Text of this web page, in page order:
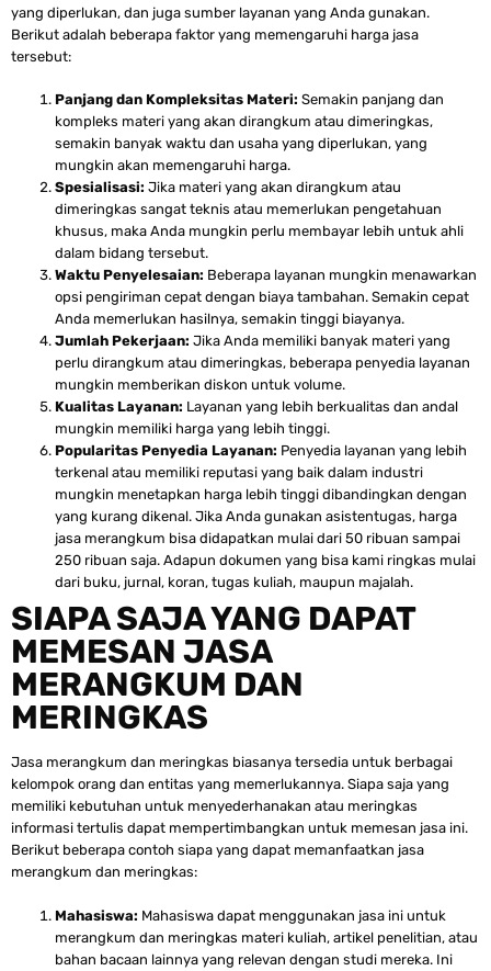
yang diperlukan, dan juga sumber layanan yang Anda gunakan.
Berikut adalah beberapa faktor yang memengaruhi harga jasa
tersebut:
Panjang dan Kompleksitas Materi: Semakin panjang dan
kompleks materi yang akan dirangkum atau dimeringkas,
semakin banyak waktu dan usaha yang diperlukan, yang
mungkin akan memengaruhi harga.
Spesialisasi: Jika materi yang akan dirangkum atau
dimeringkas sangat teknis atau memerlukan pengetahuan
khusus, maka Anda mungkin perlu membayar lebih untuk ahli
dalam bidang tersebut.
Waktu Penyelesaian: Beberapa layanan mungkin menawarkan
opsi pengiriman cepat dengan biaya tambahan. Semakin cepat
Anda memerlukan hasilnya, semakin tinggi biayanya.
Jumlah Pekerjaan: Jika Anda memiliki banyak materi yang
perlu dirangkum atau dimeringkas, beberapa penyedia layanan
mungkin memberikan diskon untuk volume.
Kualitas Layanan: Layanan yang lebih berkualitas dan andal
mungkin memiliki harga yang lebih tinggi.
Popularitas Penyedia Layanan: Penyedia layanan yang lebih
terkenal atau memiliki reputasi yang baik dalam industri
mungkin menetapkan harga lebih tinggi dibandingkan dengan
yang kurang dikenal. Jika Anda gunakan asistentugas, harga
jasa merangkum bisa didapatkan mulai dari 50 ribuan sampai
250 ribuan saja. Adapun dokumen yang bisa kami ringkas mulai
dari buku, jurnal, koran, tugas kuliah, maupun majalah.
SIAPA SAJA YANG DAPAT
MEMESAN JASA
MERANGKUM DAN
MERINGKAS
Jasa merangkum dan meringkas biasanya tersedia untuk berbagai
kelompok orang dan entitas yang memerlukannya. Siapa saja yang
memiliki kebutuhan untuk menyederhanakan atau meringkas
informasi tertulis dapat mempertimbangkan untuk memesan jasa ini.
Berikut beberapa contoh siapa yang dapat memanfaatkan jasa
merangkum dan meringkas:
Mahasiswa: Mahasiswa dapat menggunakan jasa ini untuk
merangkum dan meringkas materi kuliah, artikel penelitian, atau
bahan bacaan lainnya yang relevan dengan studi mereka. Ini